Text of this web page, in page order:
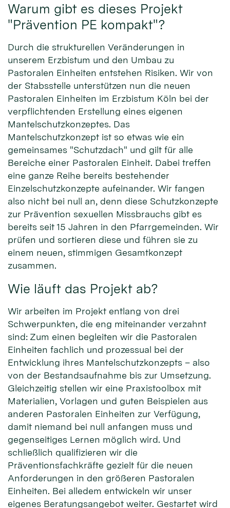
Warum gibt es dieses Projekt
"Prävention PE kompakt"?
Durch die strukturellen Veränderungen in
unserem Erzbistum und den Umbau zu
Pastoralen Einheiten entstehen Risiken. Wir von
der Stabsstelle unterstützen nun die neuen
Pastoralen Einheiten im Erzbistum Köln bei der
verpflichtenden Erstellung eines eigenen
Mantelschutzkonzeptes. Das
Mantelschutzkonzept ist so etwas wie ein
gemeinsames "Schutzdach" und gilt für alle
Bereiche einer Pastoralen Einheit. Dabei treffen
eine ganze Reihe bereits bestehender
Einzelschutzkonzepte aufeinander. Wir fangen
also nicht bei null an, denn diese Schutzkonzepte
zur Prävention sexuellen Missbrauchs gibt es
bereits seit 15 Jahren in den Pfarrgemeinden. Wir
prüfen und sortieren diese und führen sie zu
einem neuen, stimmigen Gesamtkonzept
zusammen.
Wie läuft das Projekt ab?
Wir arbeiten im Projekt entlang von drei
Schwerpunkten, die eng miteinander verzahnt
sind: Zum einen begleiten wir die Pastoralen
Einheiten fachlich und prozessual bei der
Entwicklung ihres Mantelschutzkonzepts – also
von der Bestandsaufnahme bis zur Umsetzung.
Gleichzeitig stellen wir eine Praxistoolbox mit
Materialien, Vorlagen und guten Beispielen aus
anderen Pastoralen Einheiten zur Verfügung,
damit niemand bei null anfangen muss und
gegenseitiges Lernen möglich wird. Und
schließlich qualifizieren wir die
Präventionsfachkräfte gezielt für die neuen
Anforderungen in den größeren Pastoralen
Einheiten. Bei alledem entwickeln wir unser
eigenes Beratungsangebot weiter. Gestartet wird